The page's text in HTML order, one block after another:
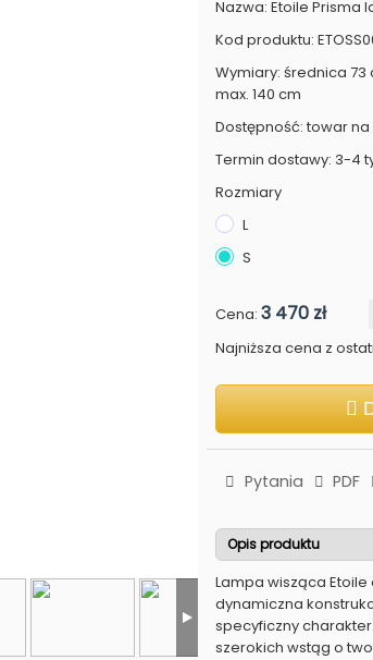
Nazwa: Etoile Prisma
Kod produktu:
Wymiary: średnica
max. 140 cm
Dostępność: towar
Termin dostawy: 3-4
Rozmiary
L
S
Cena:3 470 zł
Najniższa cena z
Pytania PDF
Opis produktu
Lampa wisząca
dynamiczna
specyficzny
szerokich wstąg o